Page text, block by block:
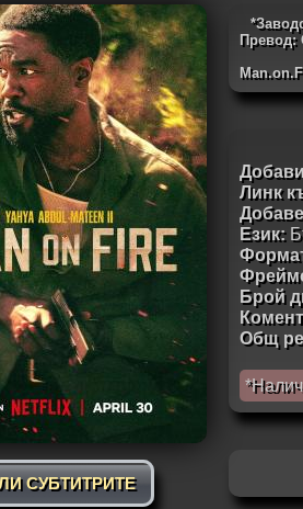
СУБТИТРИТЕ
Превод:
Линк
Език:
Брой
Общ